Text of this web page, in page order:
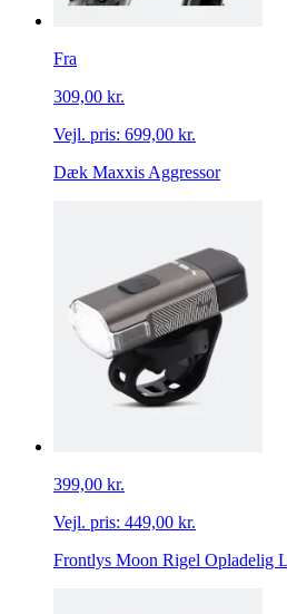
Fra
309,00 kr.
Vejl. pris: 699,00 kr.
Dæk Maxxis Aggressor
399,00 kr.
Vejl. pris: 449,00 kr.
Frontlys Moon Rigel Opladelig